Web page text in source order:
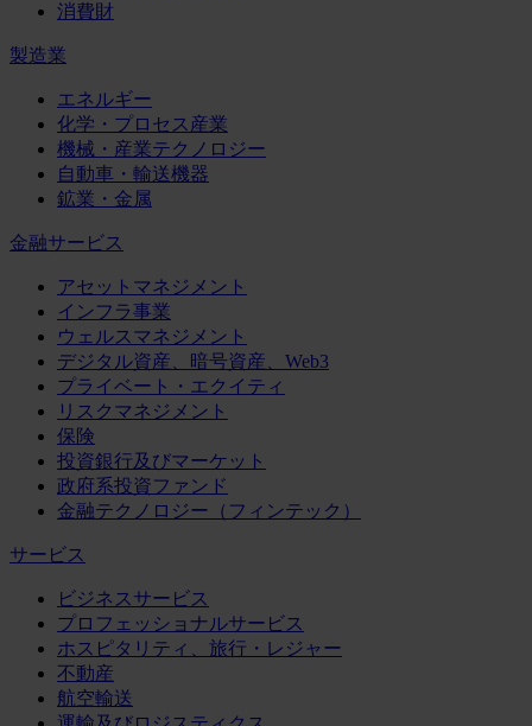
消費財
製造業
エネルギー
化学・プロセス産業
機械・産業テクノロジー
自動車・輸送機器
鉱業・金属
金融サービス
アセットマネジメント
インフラ事業
ウェルスマネジメント
デジタル資産、暗号資産、Web3
プライベート・エクイティ
リスクマネジメント
保険
投資銀行及びマーケット
政府系投資ファンド
金融テクノロジー（フィンテック）
サービス
ビジネスサービス
プロフェッショナルサービス
ホスピタリティ、旅行・レジャー
不動産
航空輸送